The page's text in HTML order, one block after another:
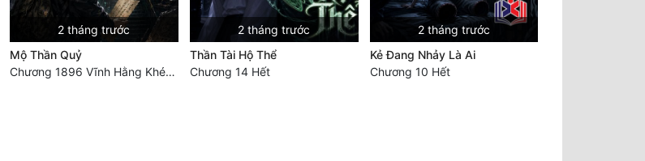
2 tháng trước
Mộ Thần Quỷ
Chương 1896 Vĩnh Hằng Khép Lại, Vạn Cổ Trường Ca [+ Hậu ký. HẾT]
2 tháng trước
Thần Tài Hộ Thể
Chương 14 Hết
2 tháng trước
Kẻ Đang Nhảy Là Ai
Chương 10 Hết